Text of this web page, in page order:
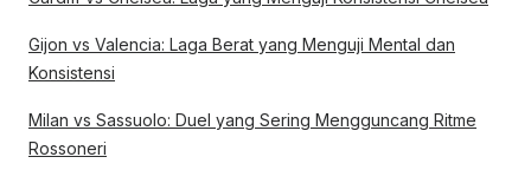
Gijon vs Valencia: Laga Berat yang Menguji Mental dan
Konsistensi
Milan vs Sassuolo: Duel yang Sering Mengguncang Ritme
Rossoneri